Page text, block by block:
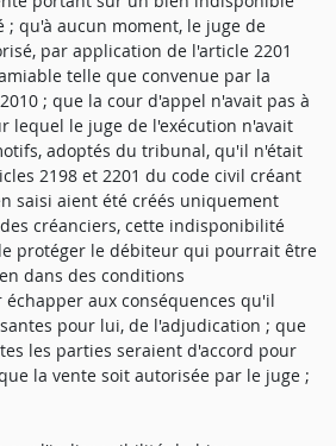
qu'à aucun moment, le juge de
par application de l'article 2201
telle que convenue par la
; que la cour d'appel n'avait pas à
lequel le juge de l'exécution n'avait
adoptés du tribunal, qu'il n'était
2198 et 2201 du code civil créant
saisi aient été créés uniquement
créanciers, cette indisponibilité
protéger le débiteur qui pourrait être
dans des conditions
échapper aux conséquences qu'il
pour lui, de l'adjudication ; que
les parties seraient d'accord pour
la vente soit autorisée par le juge ;